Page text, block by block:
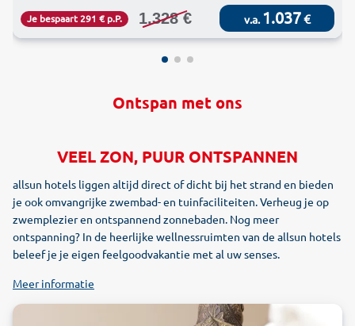
1.328 €
Je bespaart 291 € p.P. v.a.1.037€
Ontspan met ons
VEEL ZON, PUUR ONTSPANNEN
allsun hotels liggen altijd direct of dicht bij het strand en bieden
je ook omvangrijke zwembad- en tuinfaciliteiten. Verheug je op
zwemplezier en ontspannend zonnebaden. Nog meer
ontspanning? In de heerlijke wellnessruimten van de allsun hotels
beleef je je eigen feelgoodvakantie met al uw senses.
Meer informatie